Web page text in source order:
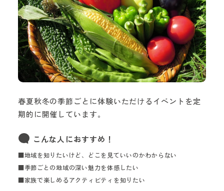
春夏秋冬の季節ごとに体験いただけるイベントを定
期的に開催しています。
こんな人におすすめ！
■地域を知りたいけど、どこを見ていいのかわからない
■季節ごとの地域の深い魅力を体感したい
■家族で楽しめるアクティビティを知りたい